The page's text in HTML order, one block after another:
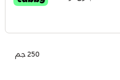
250 جم